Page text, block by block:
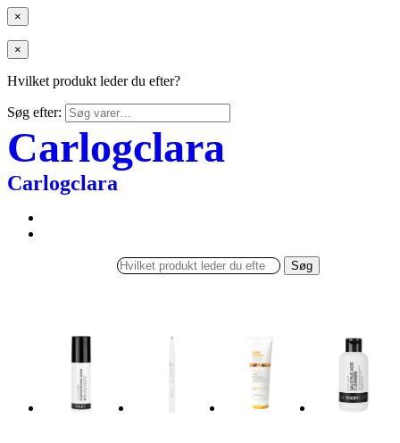
×
×
Hvilket produkt leder du efter?
Søg efter:
Carlogclara
Carlogclara
Søg